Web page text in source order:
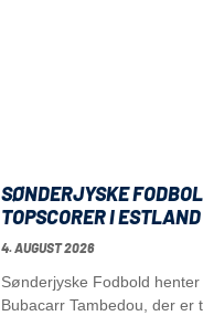
SØNDERJYSKE
TOPSCORER I ESTLAND
4. AUGUST 2026
Sønderjyske Fodbold
Bubacarr Tambedou, der er